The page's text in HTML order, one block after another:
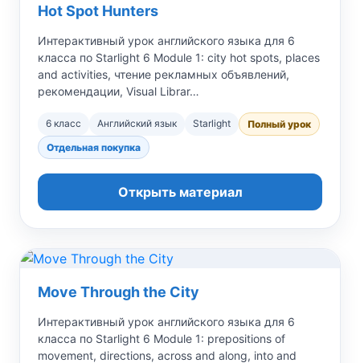
Hot Spot Hunters
Интерактивный урок английского языка для 6
класса по Starlight 6 Module 1: city hot spots, places
and activities, чтение рекламных объявлений,
рекомендации, Visual Librar…
6 класс Английский язык Starlight
Полный урок
Отдельная покупка
Открыть материал
Move Through the City
Интерактивный урок английского языка для 6
класса по Starlight 6 Module 1: prepositions of
movement, directions, across and along, into and